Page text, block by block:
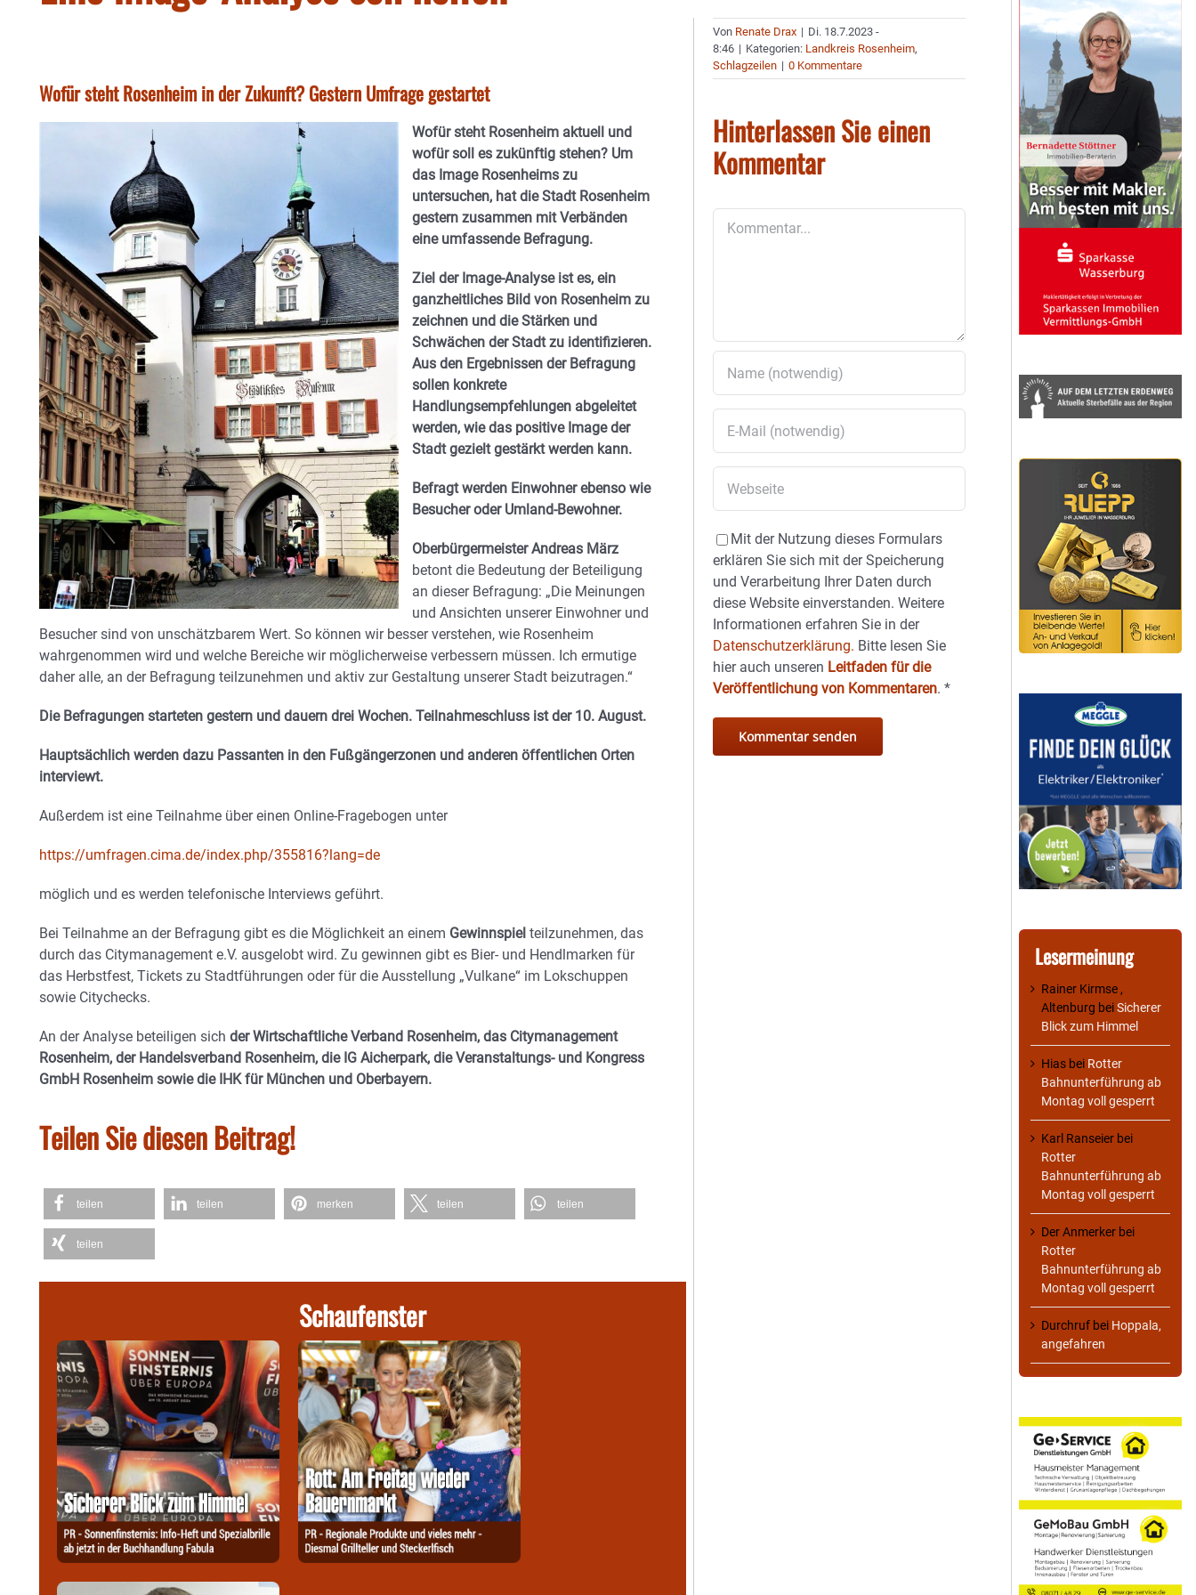
Wofür steht Rosenheim in der Zukunft? Gestern Umfrage gestartet
Wofür steht Rosenheim aktuell und
wofür soll es zukünftig stehen? Um
das Image Rosenheims zu
untersuchen, hat die Stadt Rosenheim
gestern zusammen mit Verbänden
eine umfassende Befragung.
Ziel der Image-Analyse ist es, ein
ganzheitliches Bild von Rosenheim zu
zeichnen und die Stärken und
Schwächen der Stadt zu identifizieren.
Aus den Ergebnissen der Befragung
sollen konkrete
Handlungsempfehlungen abgeleitet
werden, wie das positive Image der
Stadt gezielt gestärkt werden kann.
Befragt werden Einwohner ebenso wie
Besucher oder Umland-Bewohner.
Oberbürgermeister Andreas März
betont die Bedeutung der Beteiligung
an dieser Befragung: „Die Meinungen
und Ansichten unserer Einwohner und
Besucher sind von unschätzbarem Wert. So können wir besser verstehen, wie Rosenheim
wahrgenommen wird und welche Bereiche wir möglicherweise verbessern müssen. Ich ermutige
daher alle, an der Befragung teilzunehmen und aktiv zur Gestaltung unserer Stadt beizutragen.“
Die Befragungen starteten gestern und dauern drei Wochen. Teilnahmeschluss ist der 10. August.
Hauptsächlich werden dazu Passanten in den Fußgängerzonen und anderen öffentlichen Orten
interviewt.
Außerdem ist eine Teilnahme über einen Online-Fragebogen unter
https://umfragen.cima.de/index.php/355816?lang=de
möglich und es werden telefonische Interviews geführt.
Bei Teilnahme an der Befragung gibt es die Möglichkeit an einem Gewinnspiel teilzunehmen, das
durch das Citymanagement e.V. ausgelobt wird. Zu gewinnen gibt es Bier- und Hendlmarken für
das Herbstfest, Tickets zu Stadtführungen oder für die Ausstellung „Vulkane“ im Lokschuppen
sowie Citychecks.
An der Analyse beteiligen sich der Wirtschaftliche Verband Rosenheim, das Citymanagement
Rosenheim, der Handelsverband Rosenheim, die IG Aicherpark, die Veranstaltungs- und Kongress
GmbH Rosenheim sowie die IHK für München und Oberbayern.
Teilen Sie diesen Beitrag!
teilen teilen merken teilen teilen
teilen
Schaufenster
Von Renate Drax | Di. 18.7.2023 -
8:46 | Kategorien: Landkreis Rosenheim,
Schlagzeilen | 0 Kommentare
Hinterlassen Sie einen
Kommentar
Mit der Nutzung dieses Formulars
erklären Sie sich mit der Speicherung
und Verarbeitung Ihrer Daten durch
diese Website einverstanden. Weitere
Informationen erfahren Sie in der
Datenschutzerklärung. Bitte lesen Sie
hier auch unseren Leitfaden für die
Veröffentlichung von Kommentaren.*
Lesermeinung
Rainer Kirmse ,
Altenburg beiSicherer
Blick zum Himmel
Hias bei Rotter
Bahnunterführung ab
Montag voll gesperrt
Karl Ranseier bei
Rotter
Bahnunterführung ab
Montag voll gesperrt
Der Anmerker bei
Rotter
Bahnunterführung ab
Montag voll gesperrt
Durchruf bei Hoppala,
angefahren